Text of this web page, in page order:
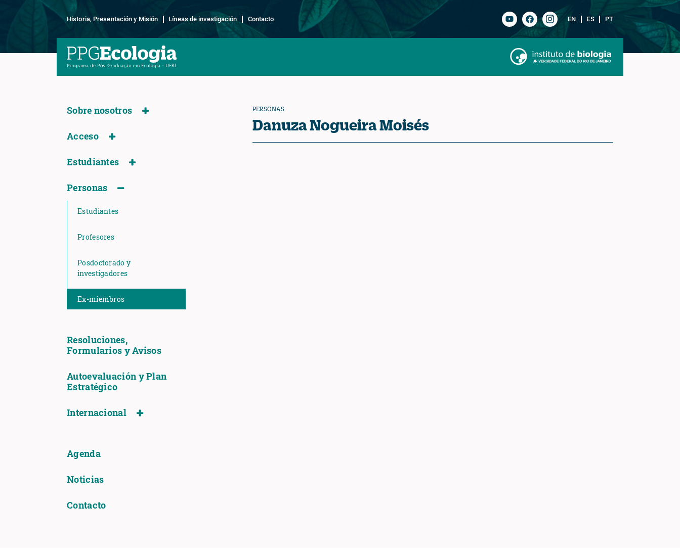
Historia, Presentación y Misión Líneas de investigación Contacto EN ES PT
Sobre nosotros
Acceso
Estudiantes
Personas
Estudiantes
Profesores
Posdoctorado y
investigadores
Ex-miembros
Resoluciones,
Formularios y Avisos
Autoevaluación y Plan
Estratégico
Internacional
Agenda
Noticias
Contacto
PERSONAS
Danuza Nogueira Moisés